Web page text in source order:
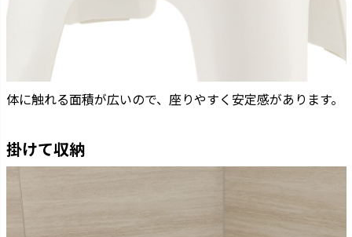
体に触れる面積が広いので、座りやすく安定感があります。
掛けて収納